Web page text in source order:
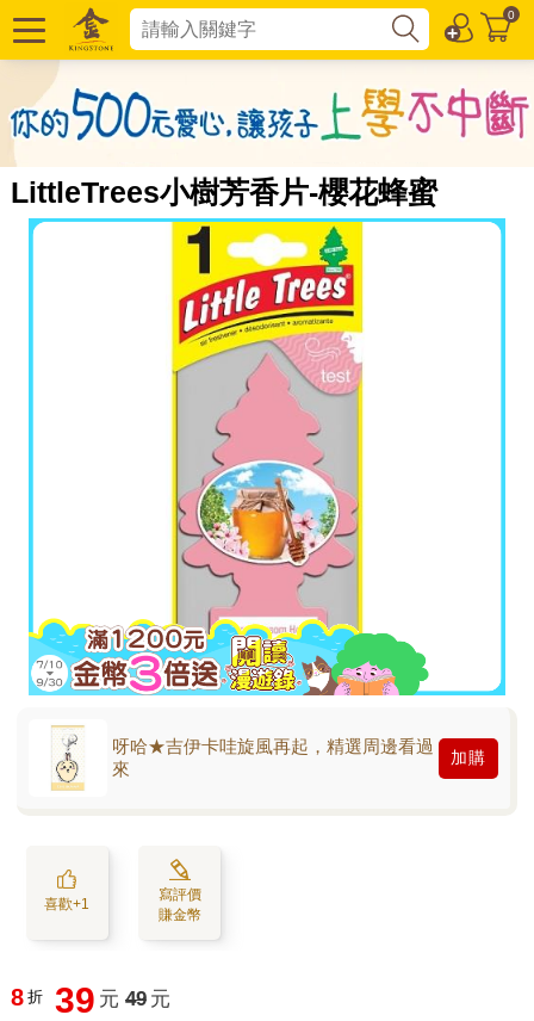
0
LittleTrees小樹芳香片-櫻花蜂蜜
呀哈★吉伊卡哇旋風再起，精選周邊看過
來
加購
喜歡+1
寫評價
賺金幣
8 折 39 元 49 元